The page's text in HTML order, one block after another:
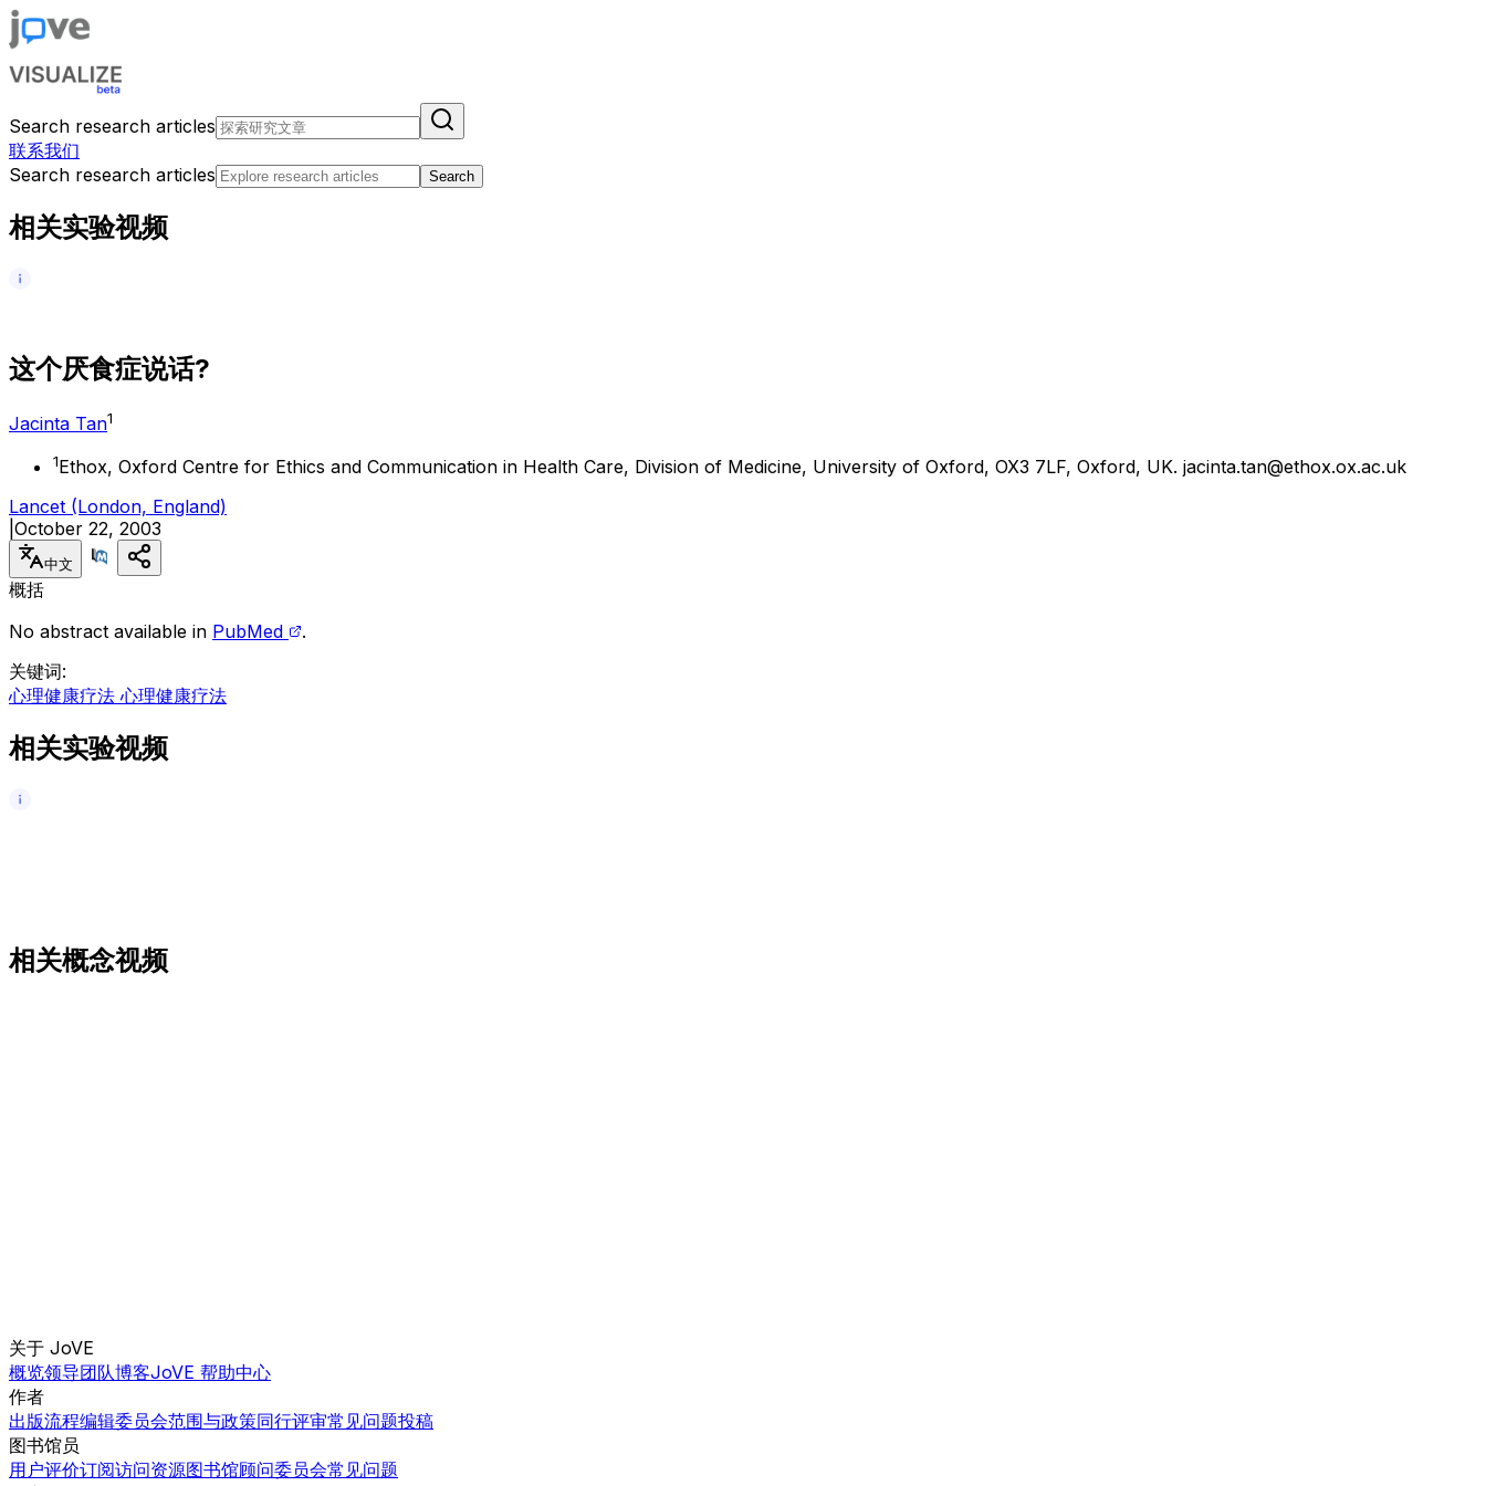
Search research articles
联系我们
Search research articles
Search
相关实验视频
这个厌食症说话?
Jacinta Tan1
1Ethox, Oxford Centre for Ethics and Communication in Health Care, Division of Medicine, University of Oxford, OX3 7LF, Oxford, UK. jacinta.tan@ethox.ox.ac.uk
Lancet (London, England)
October 22, 2003
中文
概括
No abstract available in PubMed
.
关键词:
心理健康疗法 心理健康疗法
相关实验视频
相关概念视频
关于 JoVE
概览领导团队博客JoVE 帮助中心
作者
出版流程编辑委员会范围与政策同行评审常见问题投稿
图书馆员
用户评价订阅访问资源图书馆顾问委员会常见问题